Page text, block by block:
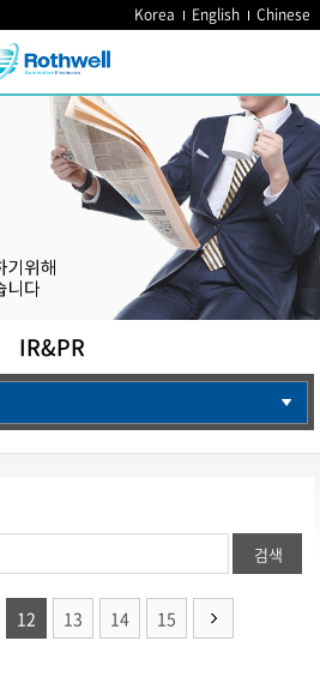
Korea English Chinese
IR&PR
검색
12 13 14 15